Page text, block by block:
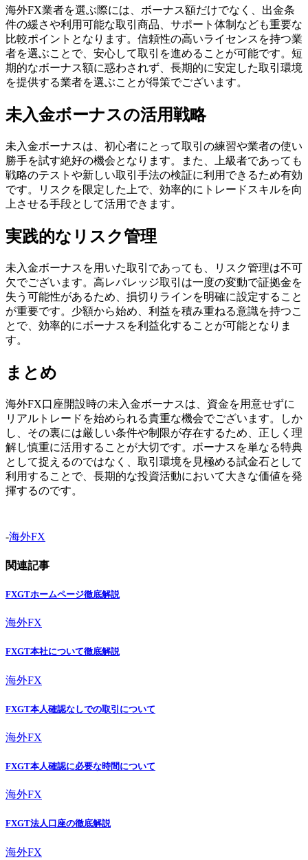
海外FX業者を選ぶ際には、ボーナス額だけでなく、出金条
件の緩さや利用可能な取引商品、サポート体制なども重要な
比較ポイントとなります。信頼性の高いライセンスを持つ業
者を選ぶことで、安心して取引を進めることが可能です。短
期的なボーナス額に惑わされず、長期的に安定した取引環境
を提供する業者を選ぶことが得策でございます。
未入金ボーナスの活用戦略
未入金ボーナスは、初心者にとって取引の練習や業者の使い
勝手を試す絶好の機会となります。また、上級者であっても
戦略のテストや新しい取引手法の検証に利用できるため有効
です。リスクを限定した上で、効率的にトレードスキルを向
上させる手段として活用できます。
実践的なリスク管理
未入金ボーナスを用いた取引であっても、リスク管理は不可
欠でございます。高レバレッジ取引は一度の変動で証拠金を
失う可能性があるため、損切りラインを明確に設定すること
が重要です。少額から始め、利益を積み重ねる意識を持つこ
とで、効率的にボーナスを利益化することが可能となりま
す。
まとめ
海外FX口座開設時の未入金ボーナスは、資金を用意せずに
リアルトレードを始められる貴重な機会でございます。しか
し、その裏には厳しい条件や制限が存在するため、正しく理
解し慎重に活用することが大切です。ボーナスを単なる特典
として捉えるのではなく、取引環境を見極める試金石として
利用することで、長期的な投資活動において大きな価値を発
揮するのです。
-海外FX
関連記事
FXGTホームページ徹底解説
海外FX
FXGT本社について徹底解説
海外FX
FXGT本人確認なしでの取引について
海外FX
FXGT本人確認に必要な時間について
海外FX
FXGT法人口座の徹底解説
海外FX